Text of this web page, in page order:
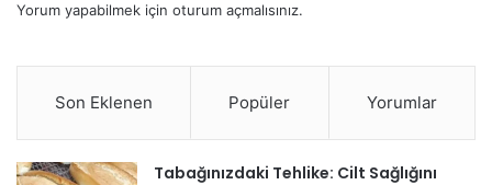
Yorum yapabilmek için oturum açmalısınız.
Son Eklenen Popüler Yorumlar
Tabağınızdaki Tehlike: Cilt Sağlığını